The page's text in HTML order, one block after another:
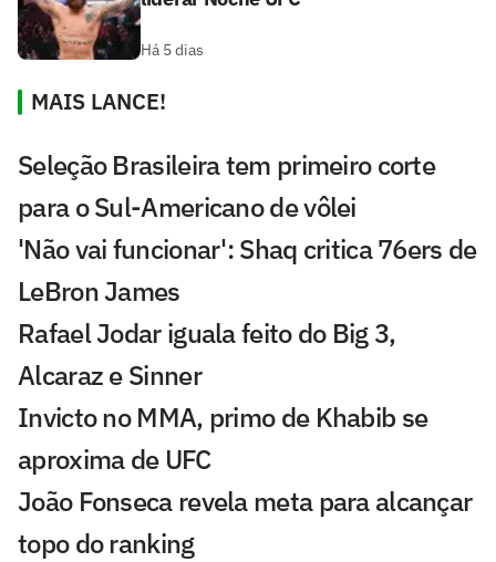
Há 5 dias
MAIS LANCE!
Seleção Brasileira tem primeiro corte
para o Sul-Americano de vôlei
'Não vai funcionar': Shaq critica 76ers de
LeBron James
Rafael Jodar iguala feito do Big 3,
Alcaraz e Sinner
Invicto no MMA, primo de Khabib se
aproxima de UFC
João Fonseca revela meta para alcançar
topo do ranking